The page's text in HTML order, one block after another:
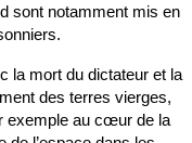
sont notamment mis en
la mort du dictateur et la
des terres vierges,
exemple au cœur de la